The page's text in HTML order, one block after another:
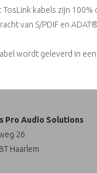
TosLink kabels zijn
van S/PDIF en
wordt geleverd in
Pro Audio Solutions
26
Haarlem